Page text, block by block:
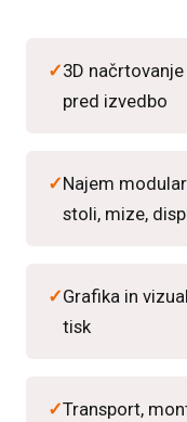
3D
pred izvedbo
Najem
stoli, mize,
Grafika in
tisk
Transport,